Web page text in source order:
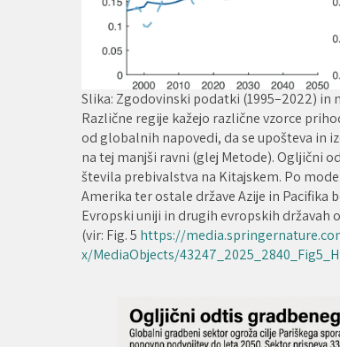
Slika: Zgodovinski podatki (1995–2022) in
Različne regije kažejo različne vzorce
od globalnih napovedi, da se upošteva in
na tej manjši ravni (glej Metode). Ogljični
števila prebivalstva na Kitajskem. Po
Amerika ter ostale države Azije in
Evropski uniji in drugih evropskih državah
(vir: Fig. 5 https://
x/MediaObjects/